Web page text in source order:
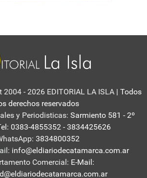
2004 - 2026 EDITORIAL LA ISLA | Todos
derechos reservados
y Periodisticas: Sarmiento 581 - 2º
0383-4855352 - 3834425626
3834800352
info@eldiariodecatamarca.com.ar
Comercial: E-Mail: